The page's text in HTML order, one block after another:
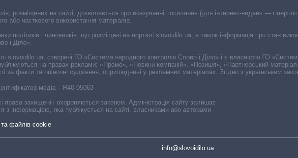
медіа – R40-05063
права захищені і охороняються законом. Адміністрація сайту залишає
з інформацією, яка публікується на сайті, власниками або авторами
та файлів cookie
info@slovoidilo.ua
розміщених на сайті, дозволяється при вказуванні посилання (для інтернет-видань —
або часткового використання матеріалів.
політиків і чиновників, що розміщені на порталі slovoidilo.ua, а також інформація про стан
і Діло».
slovoidilo.ua, створені ГО «Система народного контролю Слово і Діло» і є власністю ГО
на правах реклами: «Промо», «Новини компаній», «Позиція», «Партнерський
за факти та оціночні судження, оприлюднені у рекламних матеріалах. Згідно з українським